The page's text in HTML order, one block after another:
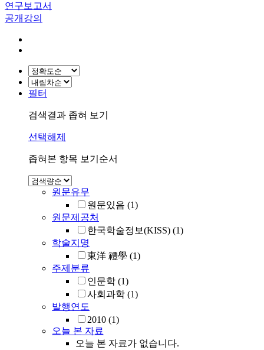
연구보고서
공개강의
필터
검색결과 좁혀 보기
선택해제
좁혀본 항목 보기순서
원문유무
원문있음 (1)
원문제공처
한국학술정보(KISS) (1)
학술지명
東洋 禮學 (1)
주제분류
인문학 (1)
사회과학 (1)
발행연도
2010 (1)
오늘 본 자료
오늘 본 자료가 없습니다.